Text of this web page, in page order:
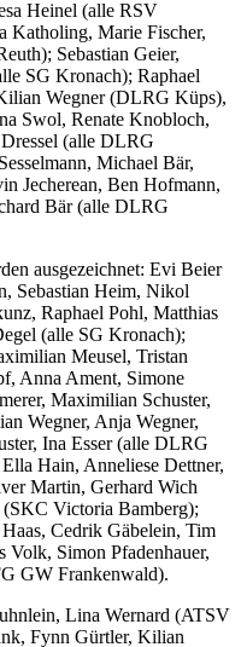
Heinel (alle RSV
Katholing, Marie Fischer,
Sebastian Geier,
SG Kronach); Raphael
Wegner (DLRG Küps),
Swol, Renate Knobloch,
(alle DLRG
Michael Bär,
Jecherean, Ben Hofmann,
Bär (alle DLRG
ausgezeichnet: Evi Beier
Sebastian Heim, Nikol
Raphael Pohl, Matthias
(alle SG Kronach);
Meusel, Tristan
Anna Ament, Simone
Maximilian Schuster,
Wegner, Anja Wegner,
Ina Esser (alle DLRG
Hain, Anneliese Dettner,
Martin, Gerhard Wich
Victoria Bamberg);
Cedrik Gäbelein, Tim
Simon Pfadenhauer,
GW Frankenwald).
Lina Wernard (ATSV
Fynn Gürtler, Kilian